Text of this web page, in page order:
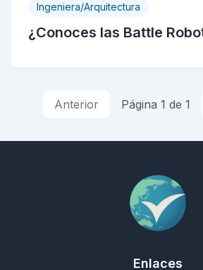
Ingeniera/Arquitectura
¿Conoces las Battle
Anterior Página 1 de 1
Enlaces